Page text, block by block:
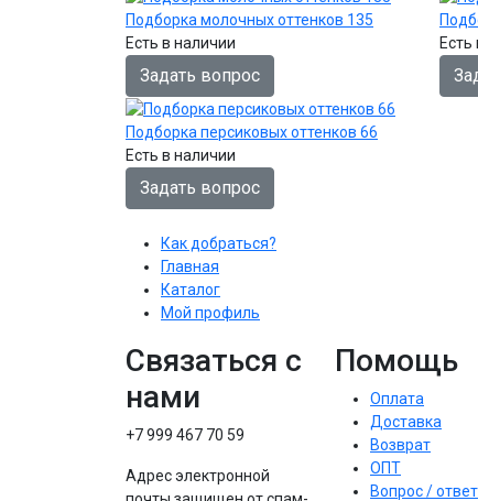
Подборка молочных оттенков 135
Есть в наличии
Задать вопрос
Есть
Подборка персиковых оттенков 66
Есть в наличии
Задать вопрос
Как добраться?
Главная
Каталог
Мой профиль
Связаться с
нами
+7 999 467 70 59
Адрес электронной
Помощь
Оплата
Доставка
Возврат
ОПТ
Вопрос / ответ